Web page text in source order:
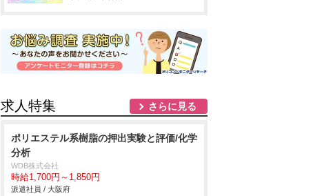
求人特集 さらに見る
ポリエステル系樹脂の押出実験と評価/化学
分析
WDB株式会社
時給1,700円～1,850円
派遣社員 / 大阪府